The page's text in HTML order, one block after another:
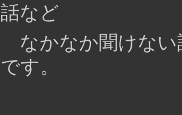
話など
なかなか聞けない
です。